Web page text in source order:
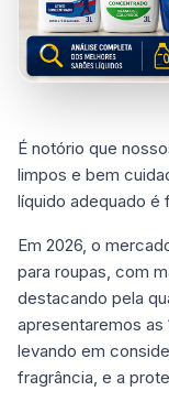
É notório que
limpos e bem
líquido adequado é
Em 2026, o
para roupas, com
destacando pela
apresentaremos as
levando em
fragrância, e a